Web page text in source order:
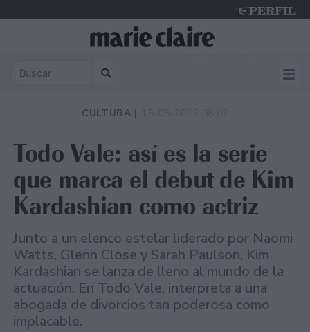
CULTURA |
Todo Vale: así es la serie
que marca el debut de Kim
Kardashian como actriz
Junto a un elenco estelar liderado por Naomi
Watts, Glenn Close y Sarah Paulson, Kim
Kardashian se lanza de lleno al mundo de la
actuación. En Todo Vale, interpreta a una
abogada de divorcios tan poderosa como
implacable.